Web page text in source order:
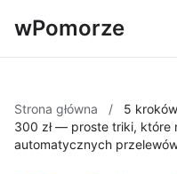
wPomorze
Strona główna /
5
300 zł — proste triki, które
automatycznych